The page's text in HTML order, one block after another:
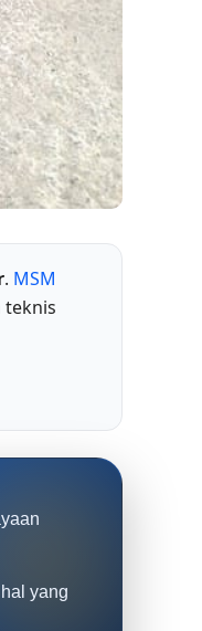
. MSM
teknis
yang